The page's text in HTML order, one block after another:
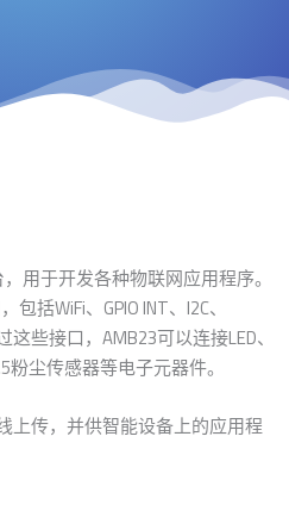
用于开发各种物联网应用程序。
括WiFi、GPIO INT、I2C、
这些接口，AMB23可以连接LED、
尘传感器等电子元器件。
上传，并供智能设备上的应用程